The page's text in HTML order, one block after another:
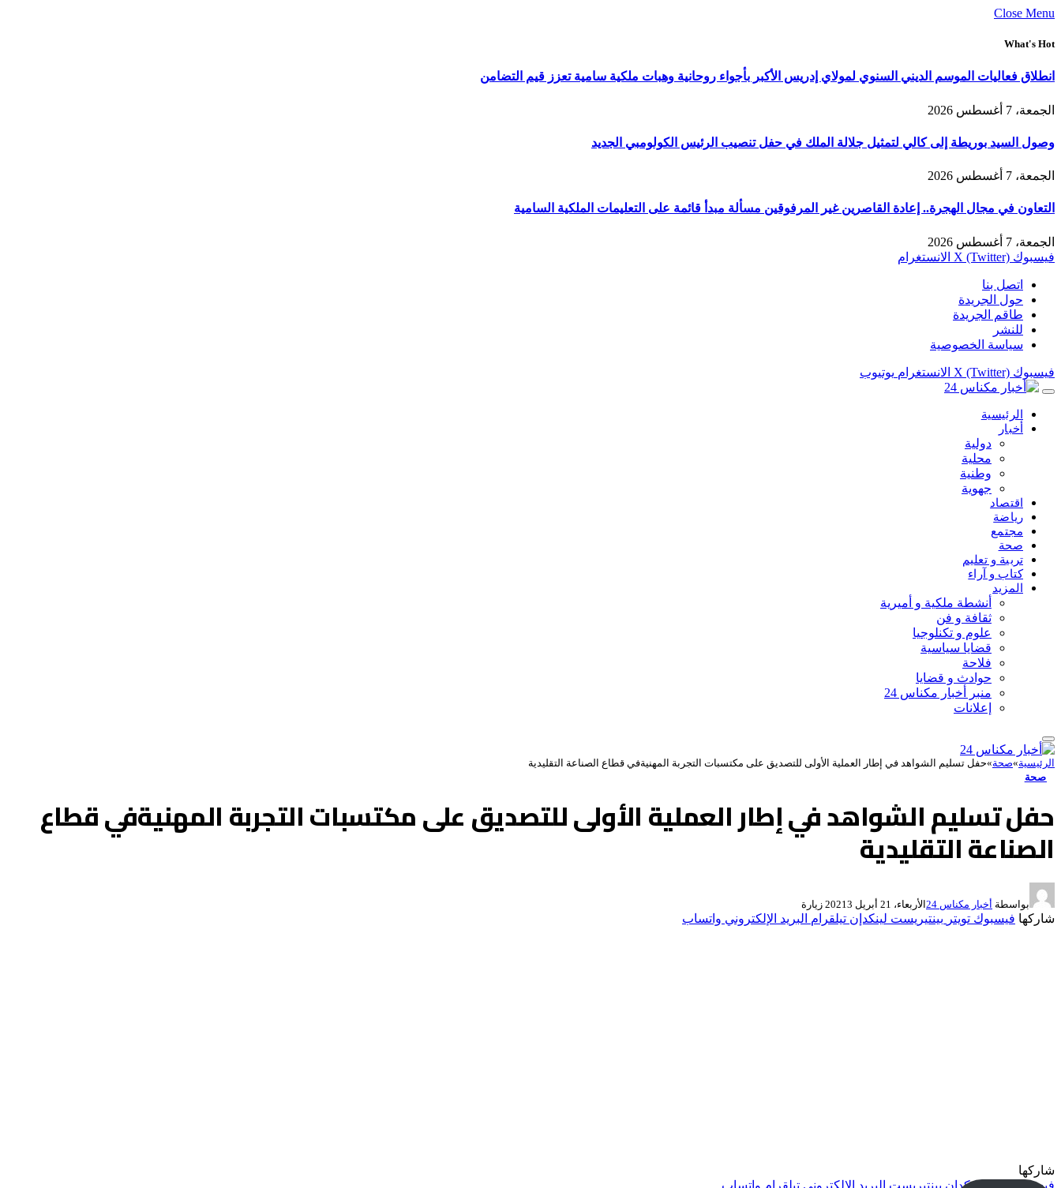
Close Menu
What's Hot
انطلاق فعاليات الموسم الديني السنوي لمولاي إدريس الأكبر بأجواء روحانية وهبات ملكية سامية تعزز قيم التضامن
الجمعة، 7 أغسطس 2026
وصول السيد بوريطة إلى كالي لتمثيل جلالة الملك في حفل تنصيب الرئيس الكولومبي الجديد
الجمعة، 7 أغسطس 2026
التعاون في مجال الهجرة.. إعادة القاصرين غير المرفوقين مسألة مبدأ قائمة على التعليمات الملكية السامية
الجمعة، 7 أغسطس 2026
فيسبوك X (Twitter) الانستغرام
اتصل بنا
حول الجريدة
طاقم الجريدة
للنشر
سياسة الخصوصية
فيسبوك X (Twitter) الانستغرام يوتيوب
الرئيسية
أخبار
دولية
محلية
وطنية
جهوية
اقتصاد
رياضة
مجتمع
صحة
تربية و تعليم
كتاب و آراء
المزيد
أنشطة ملكية و أميرية
ثقافة و فن
علوم و تكنلوجيا
قضايا سياسية
فلاحة
حوادث و قضايا
منبر أخبار مكناس 24
إعلانات
الرئيسية»صحة»حفل تسليم الشواهد في إطار العملية الأولى للتصديق على مكتسبات التجربة المهنيةفي قطاع الصناعة التقليدية
صحة
حفل تسليم الشواهد في إطار العملية الأولى للتصديق على مكتسبات التجربة المهنيةفي قطاع
الصناعة التقليدية
بواسطة أخبار مكناس 24 الأربعاء، 21 أبريل 2021 3 زيارة
شاركها فيسبوك تويتر بينتيريست لينكدإن تيلقرام البريد الإلكتروني واتساب
شاركها
فيسبوك
لينكدإن بينتيريست البريد الإلكتروني تيلقرام واتساب